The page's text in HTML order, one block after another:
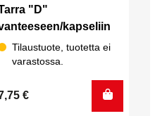
"D"
kapseliin
Tilaustuote, tuotetta ei
varastossa.
€